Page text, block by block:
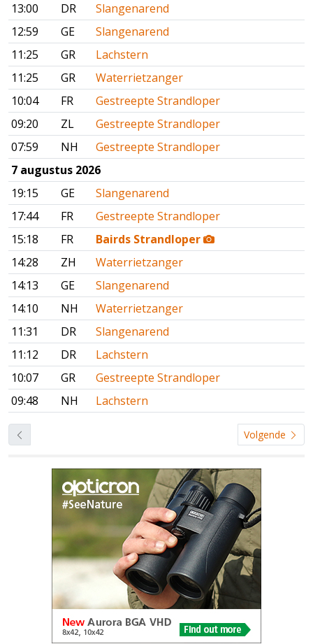
13:00
DR
Slangenarend
12:59
GE
Slangenarend
11:25
GR
Lachstern
11:25
GR
Waterrietzanger
10:04
FR
Gestreepte Strandloper
09:20
ZL
Gestreepte Strandloper
07:59
NH
Gestreepte Strandloper
7 augustus 2026
19:15
GE
Slangenarend
17:44
FR
Gestreepte Strandloper
15:18
FR
Bairds Strandloper
14:28
ZH
Waterrietzanger
14:13
GE
Slangenarend
14:10
NH
Waterrietzanger
11:31
DR
Slangenarend
11:12
DR
Lachstern
10:07
GR
Gestreepte Strandloper
09:48
NH Lachstern
Volgende